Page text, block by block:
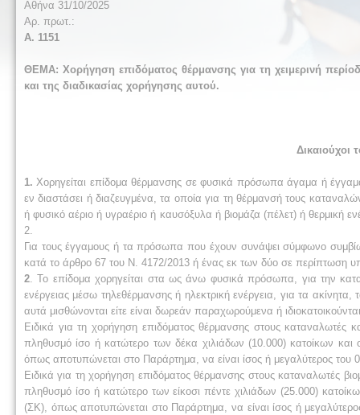
Αθήνα 31/10/2025
Αρ. πρωτ.:
Α. 1151
ΘΕΜΑ: Χορήγηση επιδόματος θέρμανσης για τη χειμερινή
και της διαδικασίας χορήγησης αυτού.
Δικαιούχοι
1. Χορηγείται επίδομα θέρμανσης σε φυσικά πρόσωπα άγαμα ή
εν διαστάσει ή διαζευγμένα, τα οποία για τη θέρμανσή τους
ή φυσικό αέριο ή υγραέριο ή καυσόξυλα ή βιομάζα (πέλετ) ή θερμική
2.
Για τους έγγαμους ή τα πρόσωπα που έχουν συνάψει σύμφωνο
κατά το άρθρο 67 του Ν. 4172/2013 ή ένας εκ των δύο σε περίπτωση
2 . Το επίδομα χορηγείται στα ως άνω φυσικά πρόσωπα, για την
ενέργειας μέσω τηλεθέρμανσης ή ηλεκτρική ενέργεια, για τα
αυτά μισθώνονται είτε είναι δωρεάν παραχωρούμενα ή
Ειδικά για τη χορήγηση επιδόματος θέρμανσης στους καταναλωτές
πληθυσμό ίσο ή κατώτερο των δέκα χιλιάδων (10.000) κατοίκων και
όπως αποτυπώνεται στο Παράρτημα, να είναι ίσος ή μεγαλύτερος του
Ειδικά για τη χορήγηση επιδόματος θέρμανσης στους καταναλωτές
πληθυσμό ίσο ή κατώτερο των είκοσι πέντε χιλιάδων (25.000)
(ΣΚ), όπως αποτυπώνεται στο Παράρτημα, να είναι ίσος ή